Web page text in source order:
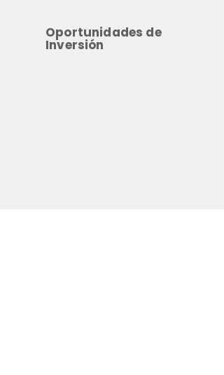
Oportunidades de
Inversión